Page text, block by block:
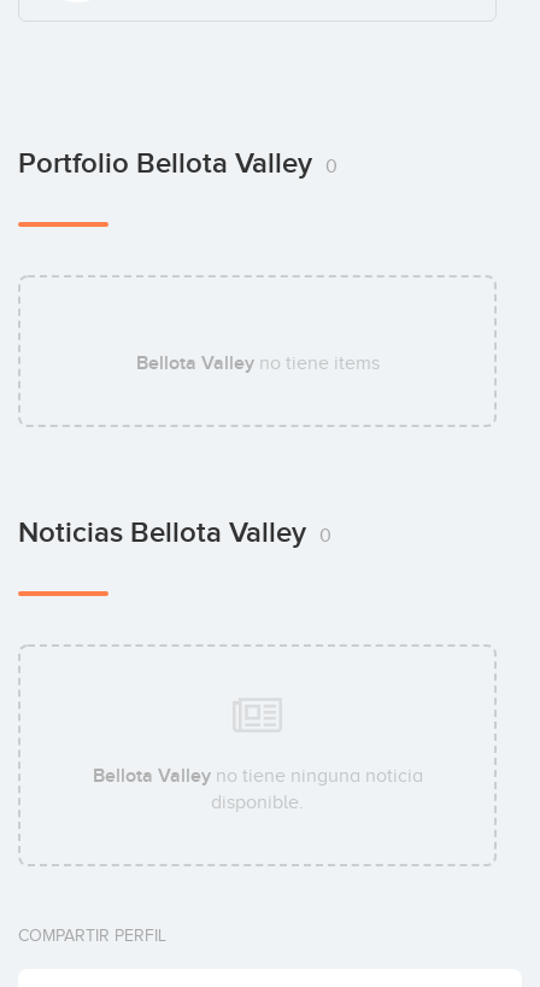
Portfolio Bellota Valley 0
Bellota Valleyno tiene items
Noticias Bellota Valley 0
Bellota Valleyno tiene ninguna noticia
disponible.
COMPARTIR PERFIL